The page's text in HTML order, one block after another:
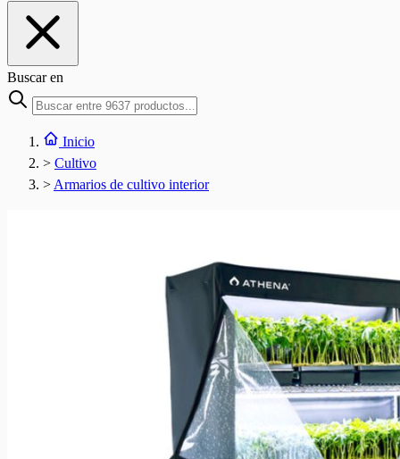
Buscar en
Inicio
> Cultivo
> Armarios de cultivo interior